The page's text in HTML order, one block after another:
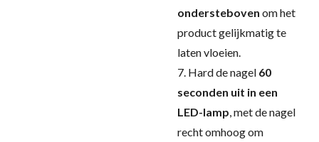
ondersteboven om het
product gelijkmatig te
laten vloeien.
7. Hard de nagel 60
seconden uit in een
LED-lamp, met de nagel
recht omhoog om